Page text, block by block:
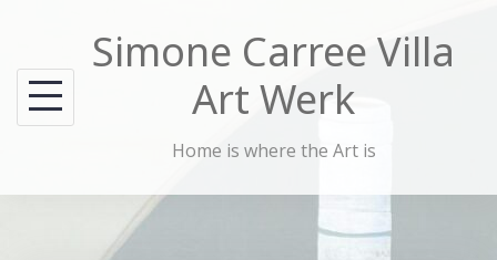
content
Simone Carree Villa
Art Werk
Home is where the Art is